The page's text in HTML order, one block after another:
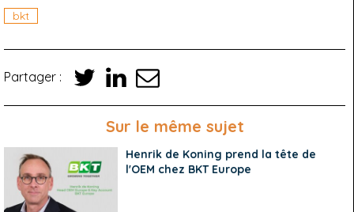
bkt
Partager :
Sur le même sujet
Henrik de Koning prend la tête de
l'OEM chez BKT Europe